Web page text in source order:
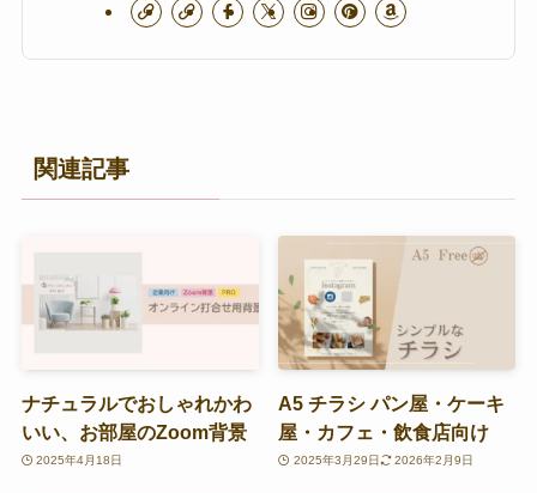
関連記事
ナチュラルでおしゃれかわ
いい、お部屋のZoom背景
2025年4月18日
A5 チラシ パン屋・ケーキ
屋・カフェ・飲食店向け
2025年3月29日 2026年2月9日